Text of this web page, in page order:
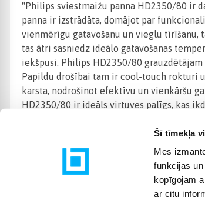
Šī tīmekļa
Mēs
funkcijas
kopīgojam
ar citu
"Philips sviestmaižu panna HD2350/80 ir
panna ir izstrādāta, domājot par
vienmērīgu gatavošanu un vieglu
tas ātri sasniedz ideālo gatavošanas
iekšpusi. Philips HD2350/80
Papildu drošībai tam ir cool-touch rokturi
karsta, nodrošinot efektīvu un vienkāršu
HD2350/80 ir ideāls virtuves palīgs, kas